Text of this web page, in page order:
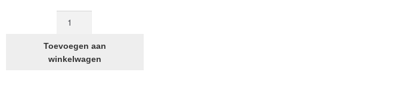
STRIDA
aantal
Toevoegen aan
winkelwagen